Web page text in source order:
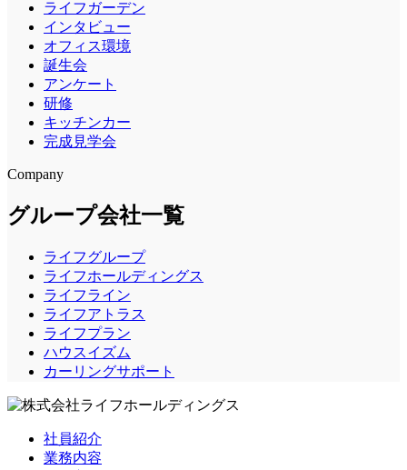
ライフガーデン
インタビュー
オフィス環境
誕生会
アンケート
研修
キッチンカー
完成見学会
Company
グループ会社一覧
ライフグループ
ライフホールディングス
ライフライン
ライフアトラス
ライフプラン
ハウスイズム
カーリングサポート
社員紹介
業務内容